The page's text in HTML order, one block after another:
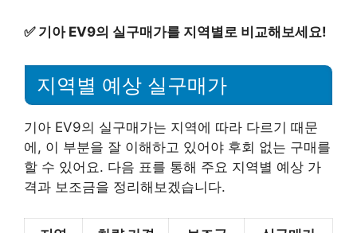
✅ 기아 EV9의 실구매가를 지역별로 비교해보세요!
지역별 예상 실구매가
기아 EV9의 실구매가는 지역에 따라 다르기 때문
에, 이 부분을 잘 이해하고 있어야 후회 없는 구매를
할 수 있어요. 다음 표를 통해 주요 지역별 예상 가
격과 보조금을 정리해보겠습니다.